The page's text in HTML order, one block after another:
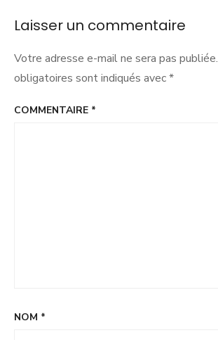
Laisser un commentaire
Votre adresse e-mail ne sera pas publiée.
obligatoires sont indiqués avec*
COMMENTAIRE *
NOM *